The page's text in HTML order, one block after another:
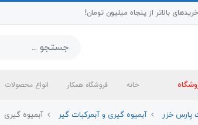
بالاتر از پنجاه میلیون تومان!
خانه فروشگاه همکار انواع محصولات
پارس خزر آبمیوه گیری و آبمرکبات گیر آبمیوه گیری